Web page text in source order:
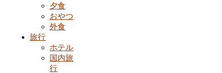
夕食
おやつ
外食
旅行
ホテル
国内旅
行